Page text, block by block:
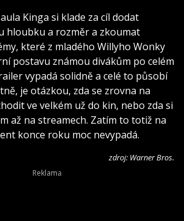
Kinga si klade za cíl dodat
hloubku a rozměr a zkoumat
které z mladého Willyho Wonky
postavu známou divákům po celém
vypadá solidně a celé to působí
je otázkou, zda se zrovna na
ve velkém už do kin, nebo zda si
až na streamech. Zatím to totiž na
konce roku moc nevypadá.
zdroj: Warner Bros.